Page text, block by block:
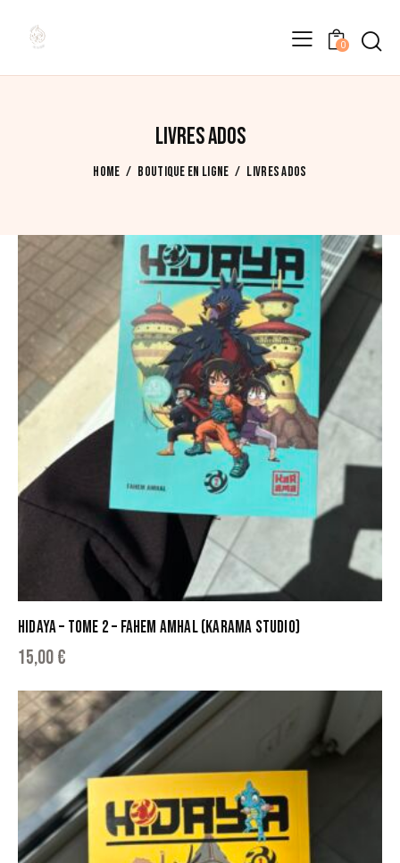
0
LIVRES ADOS
HOME BOUTIQUE EN LIGNE LIVRES ADOS
du
au
ancien
HIDAYA – TOME 2 – FAHEM AMHAL (KARAMA STUDIO)
15,00€